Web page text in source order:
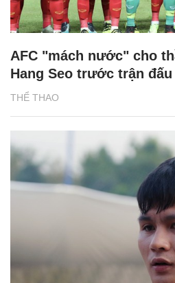
THỂ THAO
AFC "mách nước" cho
Hang Seo trước trận